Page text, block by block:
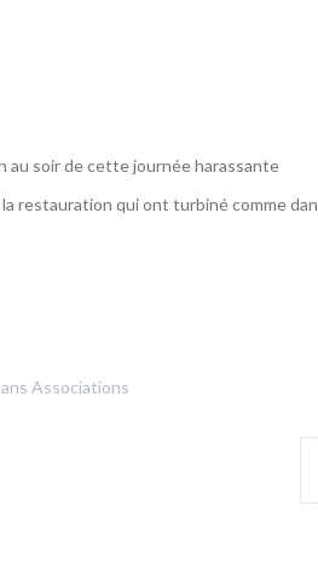
au soir de cette journée harassante
restauration qui ont turbiné comme
Associations